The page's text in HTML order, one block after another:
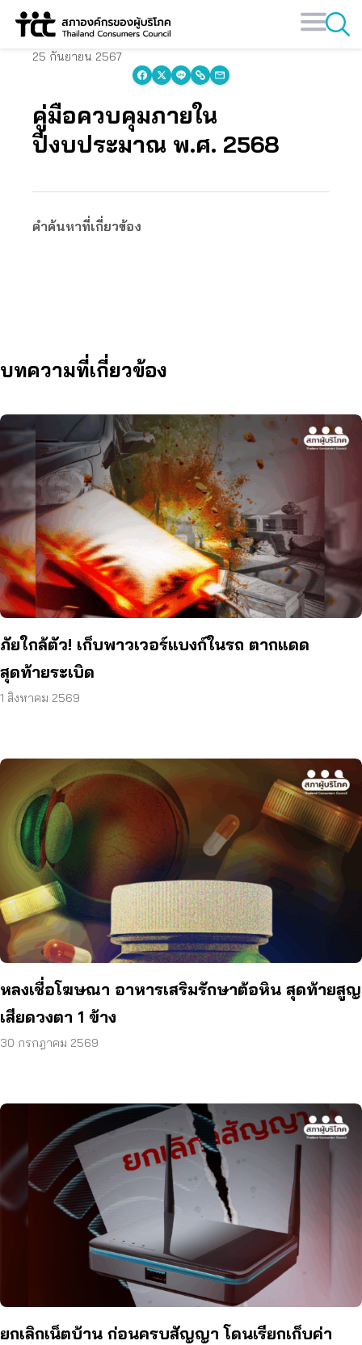
Skip
25 กันยายน 2567
คู่มือควบคุมภายใน
ปีงบประมาณ พ.ศ. 2568
คำค้นหาที่เกี่ยวข้อง
บทความที่เกี่ยวข้อง
ภัยใกล้ตัว! เก็บพาวเวอร์แบงก์ในรถ ตากแดด
สุดท้ายระเบิด
1 สิงหาคม 2569
หลงเชื่อโฆษณา อาหารเสริมรักษาต้อหิน สุดท้ายสูญ
เสียดวงตา 1 ข้าง
30 กรกฎาคม 2569
ยกเลิกเน็ตบ้าน ก่อนครบสัญญา โดนเรียกเก็บค่า